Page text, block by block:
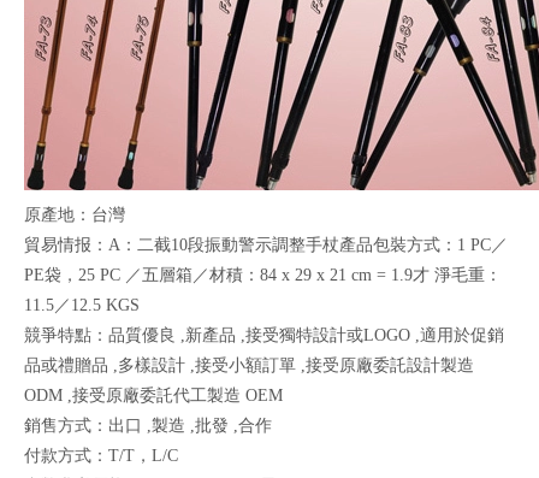
原產地：台灣
貿易情报：A：二截10段振動警示調整手杖產品包裝方式：1 PC／
PE袋，25 PC ／五層箱／材積：84 x 29 x 21 cm = 1.9才 淨毛重：
11.5／12.5 KGS
競爭特點：品質優良 ,新產品 ,接受獨特設計或LOGO ,適用於促銷
品或禮贈品 ,多樣設計 ,接受小額訂單 ,接受原廠委託設計製造
ODM ,接受原廠委託代工製造 OEM
銷售方式：出口 ,製造 ,批發 ,合作
付款方式：T/T，L/C